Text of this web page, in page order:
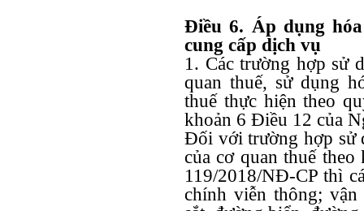
Điều 6. Áp dụng
cung cấp dịch vụ
1. Các trường hợp sử
quan thuế, sử dụng
thuế thực hiện theo
khoản 6 Điều 12 của
Đối với trường hợp sử
của cơ quan thuế
119/2018/NĐ-CP thì
chính viễn thông;